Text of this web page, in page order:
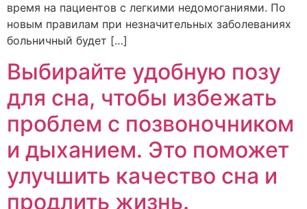
время на пациентов с легкими недомоганиями. По
новым правилам при незначительных заболеваниях
больничный будет […]
Выбирайте удобную позу
для сна, чтобы избежать
проблем с позвоночником
и дыханием. Это поможет
улучшить качество сна и
продлить жизнь.